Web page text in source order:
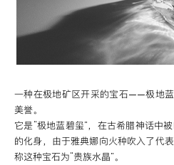
一种在极地矿区开采的宝石——极地蓝
美誉。
它是“极地蓝碧玺”，在古希腊神话中
的化身，由于雅典娜向火种吹入了代
称这种宝石为“贵族水晶”。